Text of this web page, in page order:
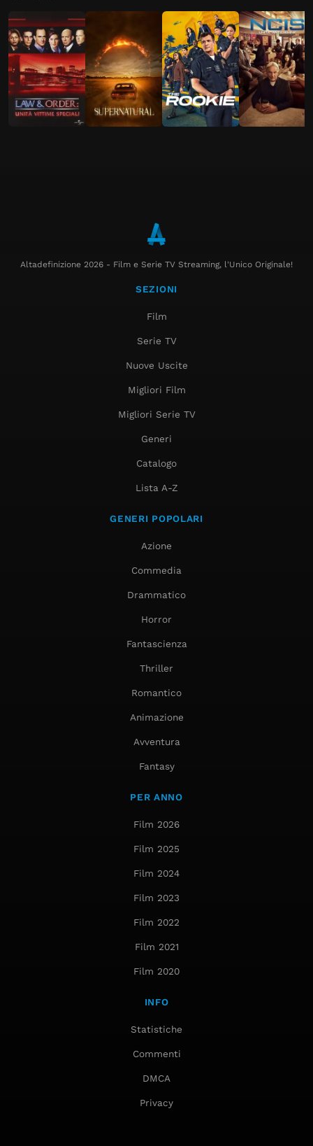
Altadefinizione 2026 - Film e Serie TV Streaming, l'Unico Originale!
SEZIONI
Film
Serie TV
Nuove Uscite
Migliori Film
Migliori Serie TV
Generi
Catalogo
Lista A-Z
GENERI POPOLARI
Azione
Commedia
Drammatico
Horror
Fantascienza
Thriller
Romantico
Animazione
Avventura
Fantasy
PER ANNO
Film 2026
Film 2025
Film 2024
Film 2023
Film 2022
Film 2021
Film 2020
INFO
Statistiche
Commenti
DMCA
Privacy